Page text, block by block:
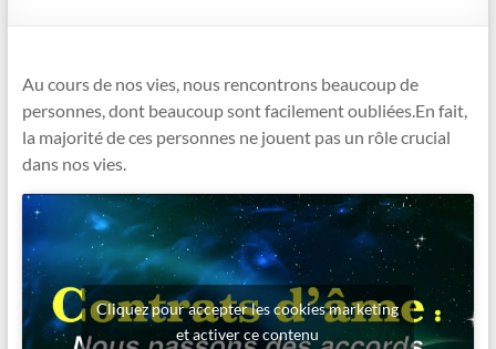
Au cours de nos vies, nous rencontrons beaucoup de
personnes, dont beaucoup sont facilement oubliées.En fait,
la majorité de ces personnes ne jouent pas un rôle crucial
dans nos vies.
Cliquez pour accepter les cookies marketing
et activer ce contenu